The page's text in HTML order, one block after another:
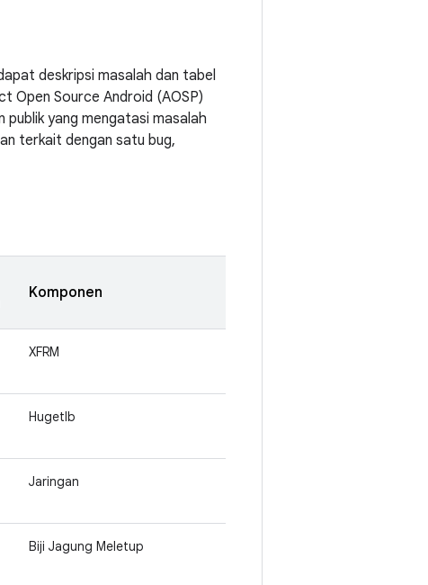
deskripsi masalah dan tabel
Open Source Android (AOSP)
publik yang mengatasi masalah
terkait dengan satu bug,
Komponen
XFRM
Hugetlb
Jaringan
Biji Jagung Meletup